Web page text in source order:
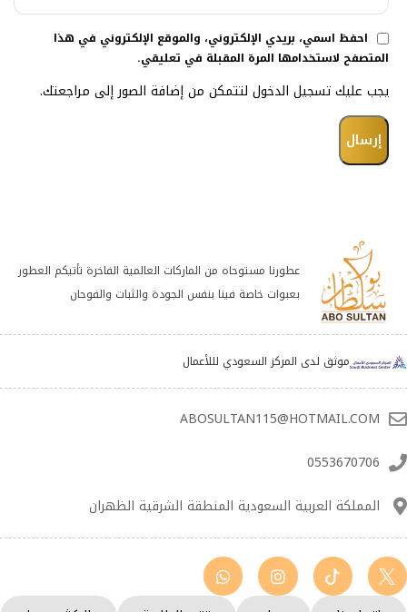
احفظ اسمي، بريدي الإلكتروني، والموقع الإلكتروني في هذا
المتصفح لاستخدامها المرة المقبلة في تعليقي.
يجب عليك تسجيل الدخول لتتمكن من إضافة الصور إلى مراجعتك.
عطورنا مستوحاه من الماركات العالمية الفاخرة تأتيكم العطور
بعبوات خاصة فينا بنفس الجودة والثبات والفوحان
موثق لدى المركز السعودي لللأعمال
ABOSULTAN115@HOTMAIL.COM
0553670706
المملكة العربية السعودية المنطقة الشرقية الظهران